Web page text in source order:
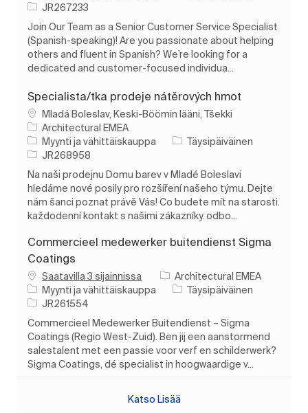
Työn tunnus
JR267233
Join Our Team as a Senior Customer Service Specialist
(Spanish-speaking)! Are you passionate about helping
others and fluent in Spanish? We’re looking for a
dedicated and customer-focused individua...
Specialista/tka prodeje nátěrových hmot
PaikkaMladá Boleslav, Keski-Böömin lääni, Tšekki
Architectural EMEA
Luokka
Myynti ja vähittäiskauppa Työn tyyppi
Täysipäiväinen
Työn tunnus
JR268958
Na naši prodejnu Domu barev v Mladé Boleslavi
hledáme nové posily pro rozšíření našeho týmu. Dejte
nám šanci poznat právě Vás! Co budete mít na starosti.
každodenní kontakt s našimi zákazníky. odbo...
Commercieel medewerker buitendienst Sigma
Coatings
Saatavilla 3 sijainnissa
Architectural EMEA
Luokka
Myynti ja vähittäiskauppa Työn tyyppi
Täysipäiväinen
Työn tunnus
JR261554
Commercieel Medewerker Buitendienst – Sigma
Coatings (Regio West-Zuid). Ben jij een aanstormend
salestalent met een passie voor verf en schilderwerk?
Sigma Coatings, dé specialist in hoogwaardige v...
Katso Lisää